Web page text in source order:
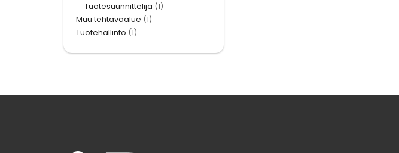
Tuotesuunnittelija (1)
Muu tehtäväalue (1)
Tuotehallinto (1)